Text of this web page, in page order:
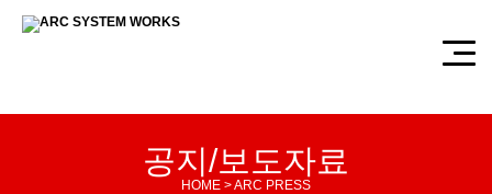
공지/보도자료
HOME > ARC PRESS